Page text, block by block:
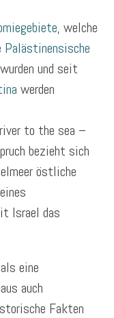
, welche
Palästinensische
und seit
werden
to the sea –
bezieht sich
östliche
Israel das
eine
auch
Fakten